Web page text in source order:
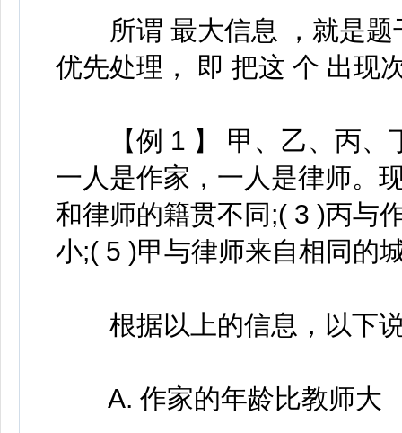
所谓 最大信息 ，就是题
优先处理， 即 把这 个 出现
【例 1 】 甲、乙、丙、
一人是作家，一人是律师。
和律师的籍贯不同;( 3 )丙与
小;( 5 )甲与律师来自相同的
根据以上的信息，以下说
A. 作家的年龄比教师大